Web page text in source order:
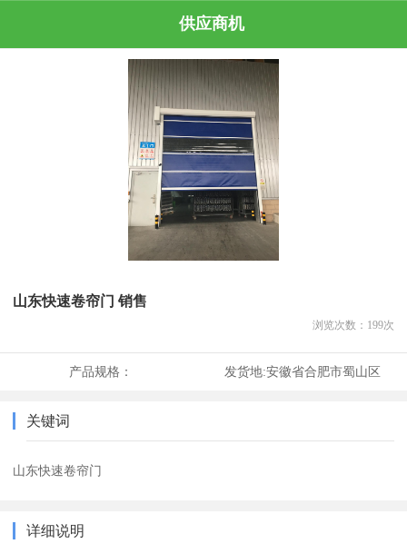
供应商机
山东快速卷帘门 销售
浏览次数： 199次
产品规格： 发货地:安徽省合肥市蜀山区
关键词
山东快速卷帘门
详细说明